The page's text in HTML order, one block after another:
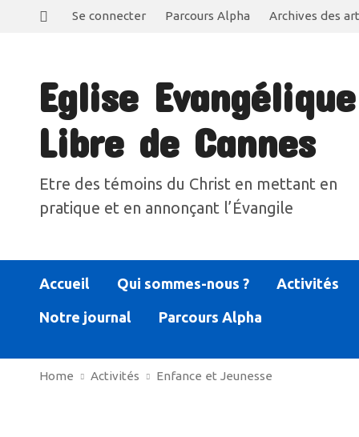
Se connecter Parcours Alpha Archives des
Eglise Evangélique
Libre de Cannes
Etre des témoins du Christ en mettant en
pratique et en annonçant l’Évangile
Accueil Qui sommes-nous ? Activités
Notre journal Parcours Alpha
Home Activités Enfance et Jeunesse